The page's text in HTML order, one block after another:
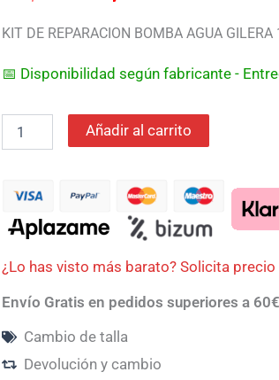
46,50€.45,57€.
KIT DE REPARACION BOMBA AGUA GILERA
📅 Disponibilidad según fabricante -
Añadir al carrito
¿Lo has visto más barato? Solicita
Envío Gratis en pedidos superiores a 60€
Cambio de talla
Devolución y cambio